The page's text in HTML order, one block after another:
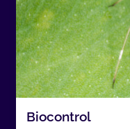
Biocontrol